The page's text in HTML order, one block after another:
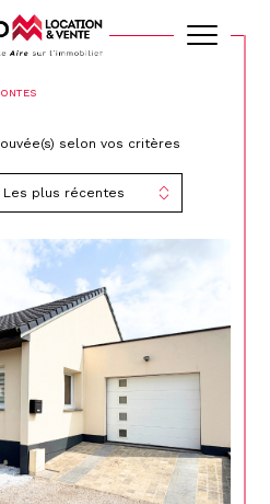
selon vos critères
Les plus récentes